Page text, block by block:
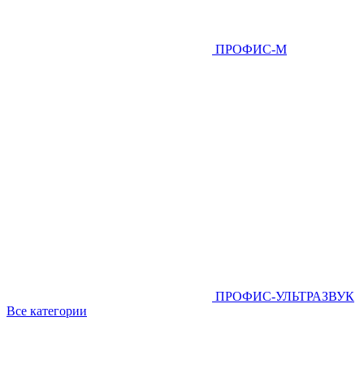
ПРОФИС-М
ПРОФИС-УЛЬТРАЗВУК
Все категории